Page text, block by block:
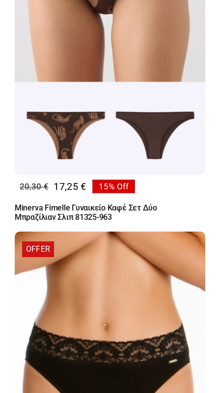
20,30€
Original
price
was:
17,25 €
Η
τρέχουσα
τιμή
17,25 €.
15% Off
Minerva Fimelle Γυναικείο Καφέ Σετ Δύο
Μπραζίλιαν Σλιπ 81325-963
OFFER